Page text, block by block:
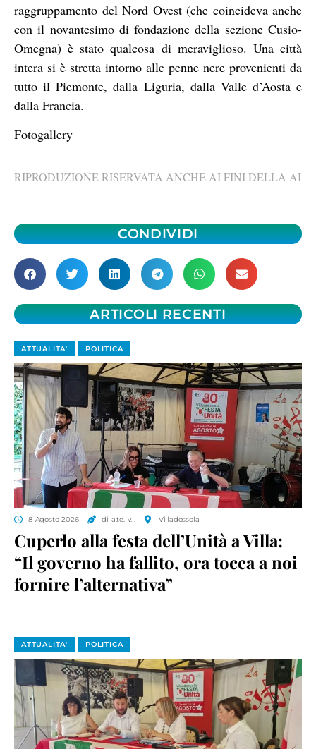
raggruppamento del Nord Ovest (che coincideva anche
con il novantesimo di fondazione della sezione Cusio-
Omegna) è stato qualcosa di meraviglioso. Una città
intera si è stretta intorno alle penne nere provenienti da
tutto il Piemonte, dalla Liguria, dalla Valle d’Aosta e
dalla Francia.
Fotogallery
RIPRODUZIONE RISERVATA ANCHE AI FINI DELLA AI
CONDIVIDI
ARTICOLI RECENTI
ATTUALITA' POLITICA
8 Agosto 2026 di a.te.-v.l. Villadossola
Cuperlo alla festa dell’Unità a Villa:
“Il governo ha fallito, ora tocca a noi
fornire l’alternativa”
ATTUALITA' POLITICA